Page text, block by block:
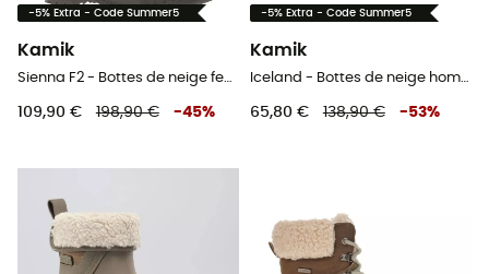
-5% Extra - Code Summer5
Kamik
Sienna F2 - Bottes de neige femme
109,90 € 198,90 € -45%
-5% Extra - Code Summer5
Kamik
Iceland - Bottes de neige homme
65,80 € 138,90 € -53%